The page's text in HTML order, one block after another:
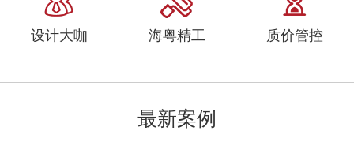
设计大咖 海粤精工 质价管控
最新案例